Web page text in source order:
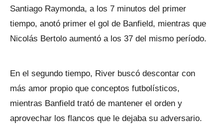
Santiago Raymonda, a los 7 minutos del primer
tiempo, anotó primer el gol de Banfield, mientras que
Nicolás Bertolo aumentó a los 37 del mismo período.
En el segundo tiempo, River buscó descontar con
más amor propio que conceptos futbolísticos,
mientras Banfield trató de mantener el orden y
aprovechar los flancos que le dejaba su adversario.